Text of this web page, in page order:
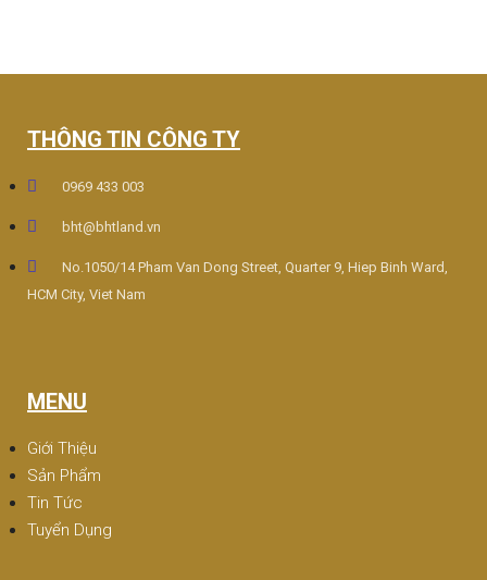
THÔNG TIN CÔNG TY
0969 433 003
bht@bhtland.vn
No.1050/14 Pham Van Dong Street, Quarter 9, Hiep Binh Ward,
HCM City, Viet Nam
MENU
Giới Thiệu
Sản Phẩm
Tin Tức
Tuyển Dụng